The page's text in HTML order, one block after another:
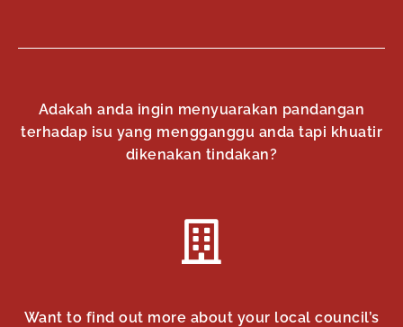
Adakah anda ingin menyuarakan pandangan
terhadap isu yang mengganggu anda tapi khuatir
dikenakan tindakan?
Want to find out more about your local council’s